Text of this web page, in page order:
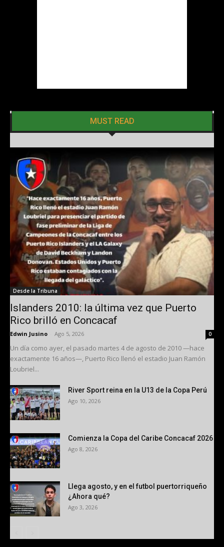
MUST READ
Desde la Tribuna
Islanders 2010: la última vez que Puerto
Rico brilló en Concacaf
Edwin Jusino Ago 5, 2026 0
Un día como ayer, el pasado martes 4 de agosto de 2010 —hace
exactamente 16 años—, Puerto Rico llenó el estadio Juan Ramón
Loubriel...
River Sport reina en la U13 de la Copa Perú
Ago 10, 2026
Comienza la Copa del Caribe Concacaf 2026
Ago 8, 2026
Llega agosto, y en el futbol puertorriqueño
¿Ahora qué?
Ago 3, 2026